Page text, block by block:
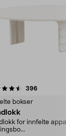
396
bokser
for innfelte
4.5 av 5 stjerner